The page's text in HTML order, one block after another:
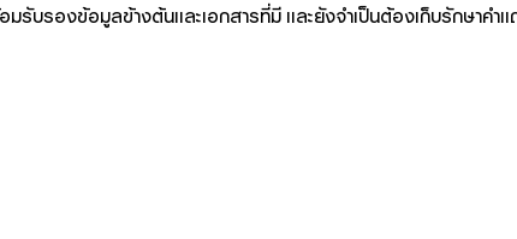
มรับรองข้อมูลข้างต้นและเอกสารที่มี และยังจำเป็นต้องเก็บรักษาค